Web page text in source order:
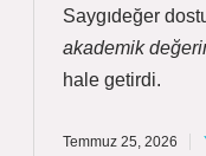
Saygıdeğer
akademik
hale getirdi.
Temmuz 25, 2026